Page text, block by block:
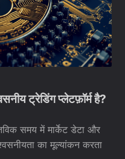
ट्रेडिंग प्लेटफ़ॉर्म है?
समय में मार्केट डेटा और
का मूल्यांकन करता